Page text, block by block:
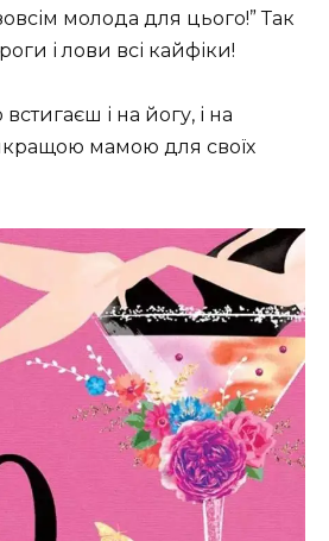
молода для цього!” Так
і лови всі кайфіки!
і на йогу, і на
мамою для своїх